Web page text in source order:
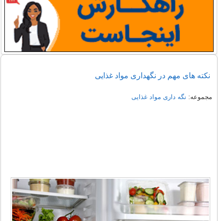
نکته های مهم در نگهداری مواد غذایی
مجموعه: نگه داری مواد غذایی